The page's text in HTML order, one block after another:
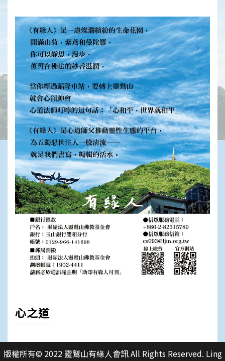
心之道
版權所有© 2022 靈鷲山有緣人會訊 All Rights Reserved. Ling